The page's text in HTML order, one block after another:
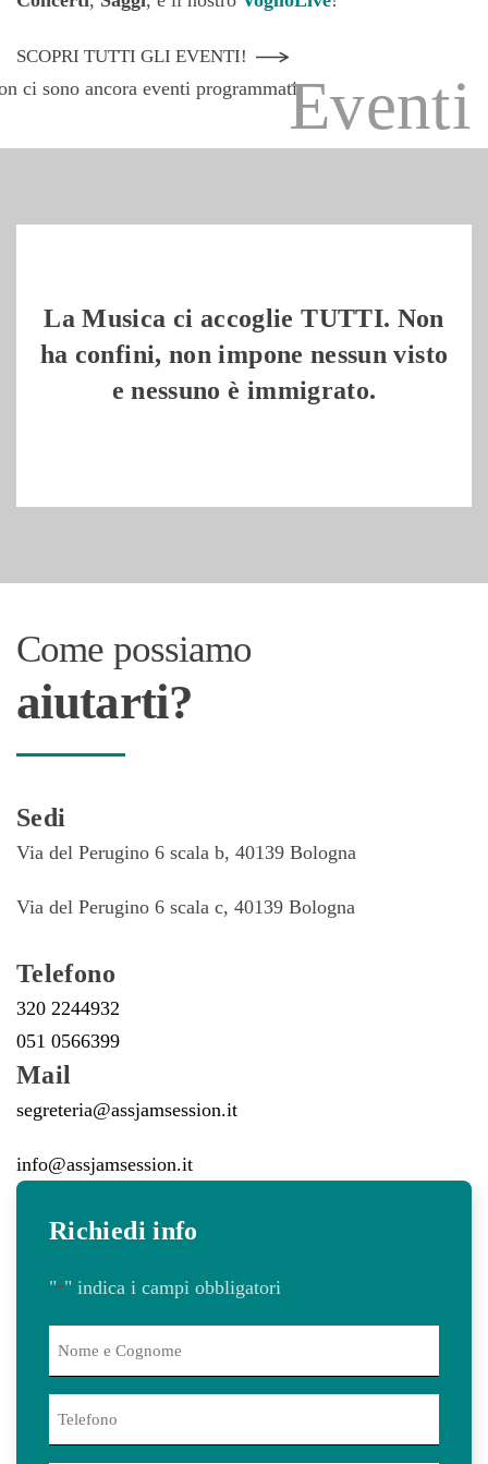
SCOPRI TUTTI GLI EVENTI!
Eventi
ci sono ancora eventi programmati
La Musica ci accoglie TUTTI. Non
ha confini, non impone nessun visto
e nessuno è immigrato.
Come possiamo
aiutarti?
Sedi
Via del Perugino 6 scala b, 40139 Bologna
Via del Perugino 6 scala c, 40139 Bologna
Telefono
320 2244932
051 0566399
Mail
segreteria@assjamsession.it
info@assjamsession.it
Richiedi info
"*" indica i campi obbligatori
Cognome